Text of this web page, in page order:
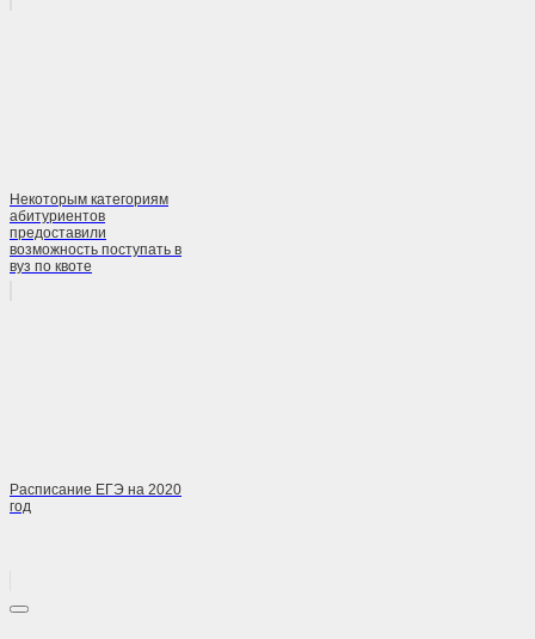
Некоторым категориям
абитуриентов
предоставили
возможность поступать в
вуз по квоте
Расписание ЕГЭ на 2020
год